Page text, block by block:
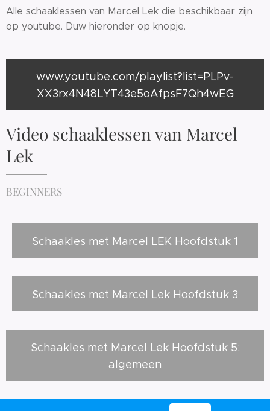
Alle schaaklessen van Marcel Lek die beschikbaar zijn
op youtube. Duw hieronder op knopje.
www.youtube.com/playlist?list=PLPv-
XX3rx4N48LYT43e5oAfpsF7Qh4wEG
Video schaaklessen van Marcel
Lek
BEGINNERS
Schaakles met Marcel LEK Hoofdstuk 1
Schaakles met Marcel Lek Hoofdstuk 3
Schaakles met Marcel Lek Hoofdstuk 5:
algemeen